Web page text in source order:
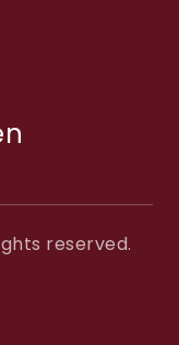
reserved.